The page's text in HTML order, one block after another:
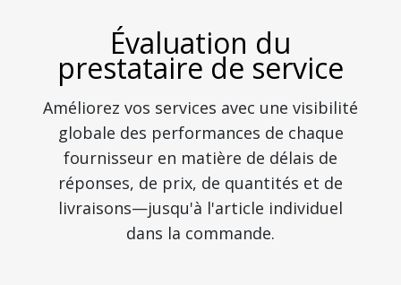
Évaluation du
prestataire de service
Améliorez vos services avec une visibilité
globale des performances de chaque
fournisseur en matière de délais de
réponses, de prix, de quantités et de
livraisons—jusqu'à l'article individuel
dans la commande.